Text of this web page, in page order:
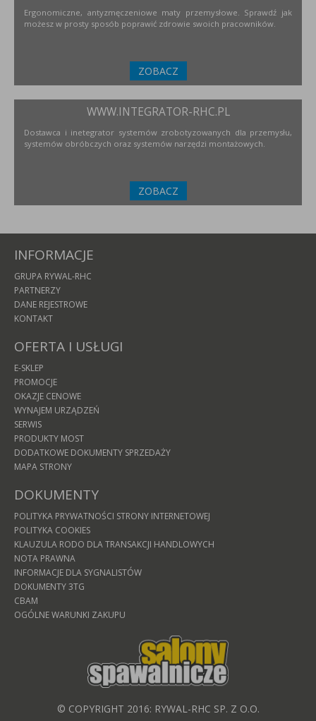
Ergonomiczne, antyzmęczeniowe maty przemysłowe. Sprawdź jak
możesz w prosty sposób poprawić zdrowie swoich pracowników.
ZOBACZ
WWW.INTEGRATOR-RHC.PL
Dostawca i inetegrator systemów zrobotyzowanych dla przemysłu,
systemów obróbczych oraz systemów narzędzi montażowych.
ZOBACZ
INFORMACJE
GRUPA RYWAL-RHC
PARTNERZY
DANE REJESTROWE
KONTAKT
OFERTA I USŁUGI
E-SKLEP
PROMOCJE
OKAZJE CENOWE
WYNAJEM URZĄDZEŃ
SERWIS
PRODUKTY MOST
DODATKOWE DOKUMENTY SPRZEDAŻY
MAPA STRONY
DOKUMENTY
POLITYKA PRYWATNOŚCI STRONY INTERNETOWEJ
POLITYKA COOKIES
KLAUZULA RODO DLA TRANSAKCJI HANDLOWYCH
NOTA PRAWNA
INFORMACJE DLA SYGNALISTÓW
DOKUMENTY 3TG
CBAM
OGÓLNE WARUNKI ZAKUPU
© COPYRIGHT 2016: RYWAL-RHC SP. Z O.O.